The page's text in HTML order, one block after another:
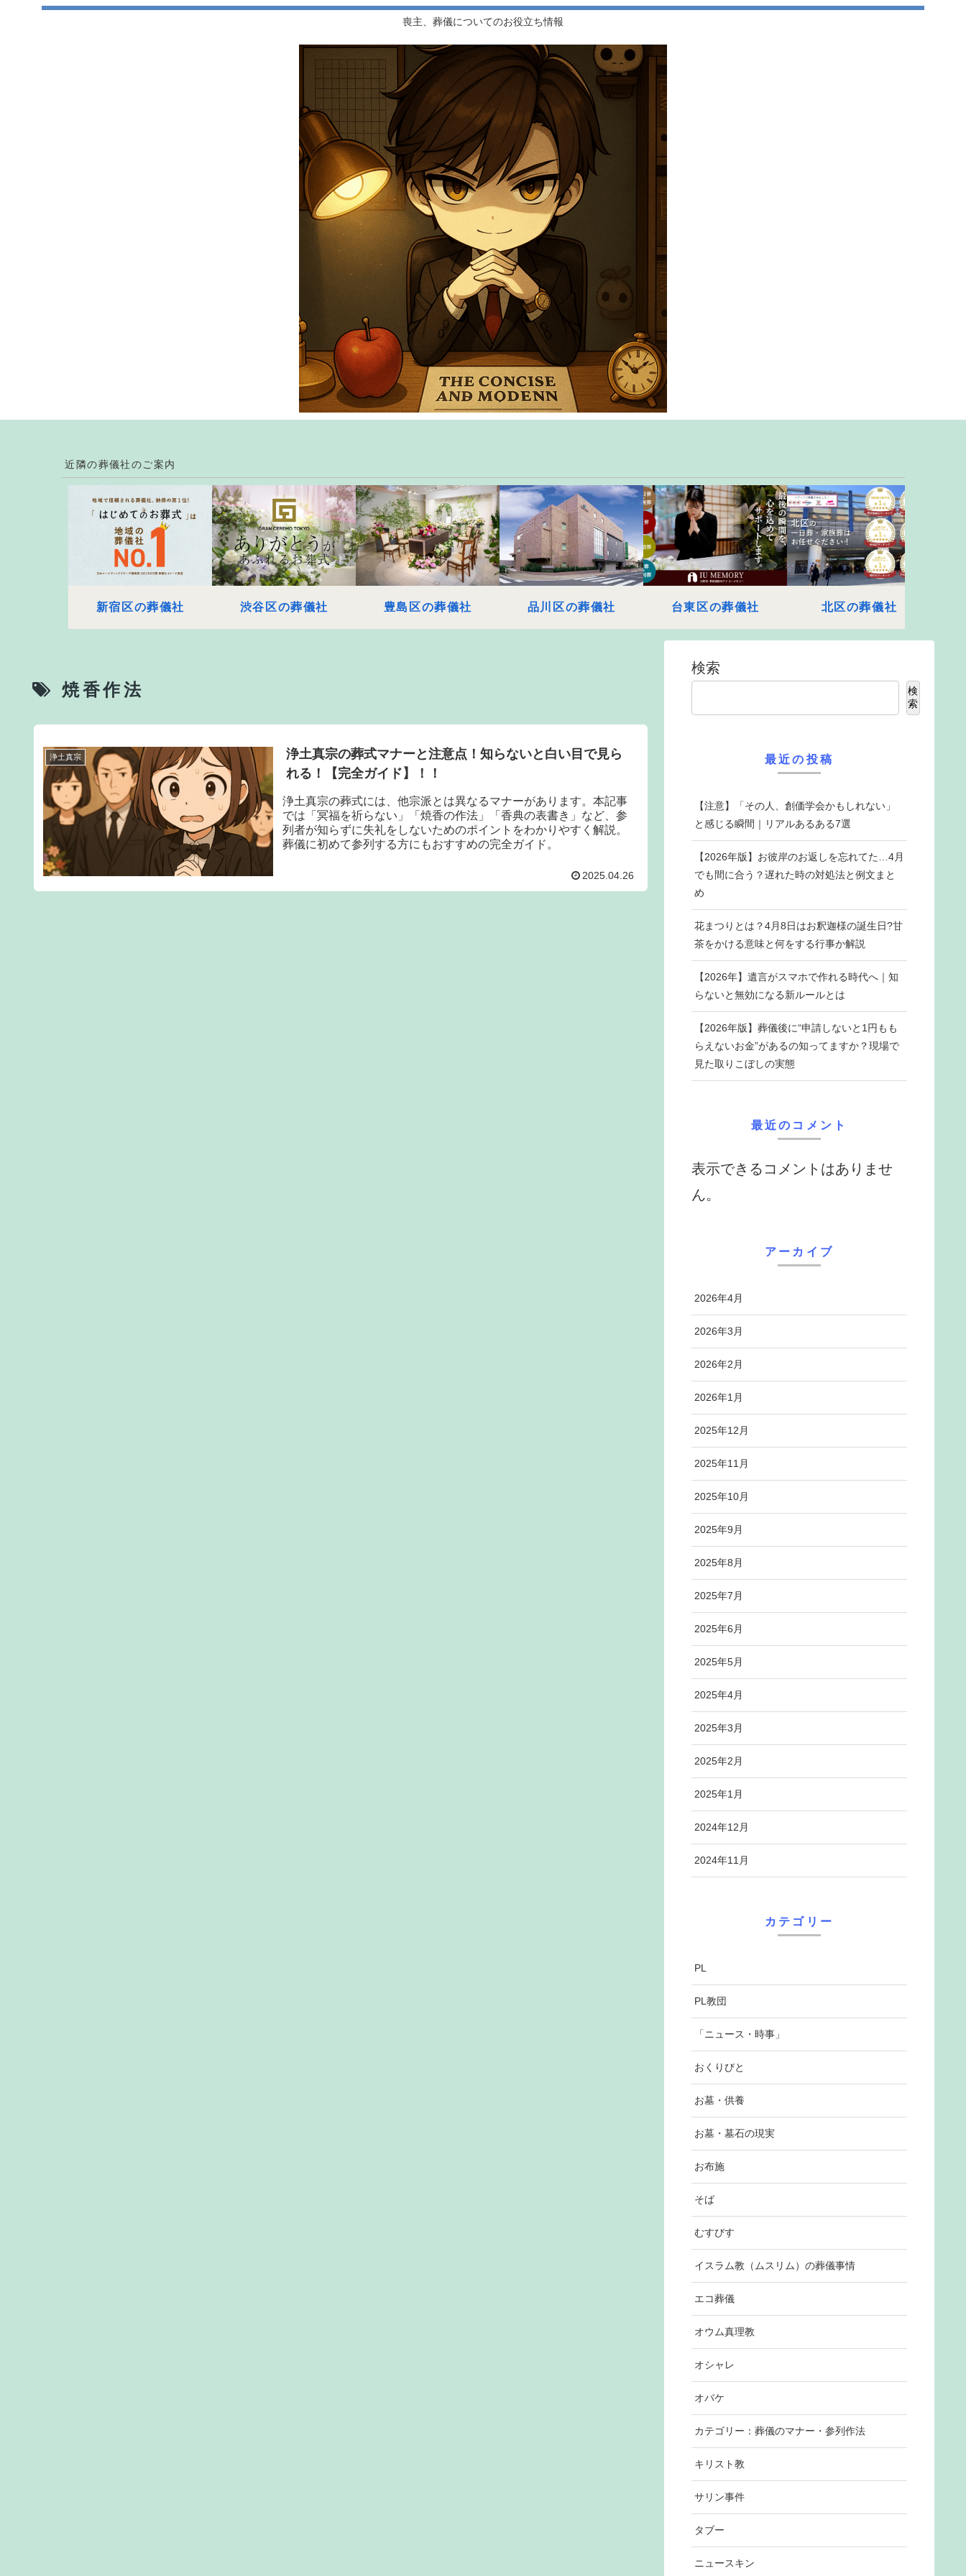
喪主、葬儀についてのお役立ち情報
近隣の葬儀社のご案内
新宿区の葬儀社 渋谷区の葬儀社 豊島区の葬儀社 品川区の葬儀社 台東区の葬儀社 北区の葬儀社
焼香作法
浄土真宗
浄土真宗の葬式マナーと注意点！知らないと白い目で見ら
れる！【完全ガイド】！！
浄土真宗の葬式には、他宗派とは異なるマナーがあります。本記事
では「冥福を祈らない」「焼香の作法」「香典の表書き」など、参
列者が知らずに失礼をしないためのポイントをわかりやすく解説。
葬儀に初めて参列する方にもおすすめの完全ガイド。
2025.04.26
検索
検
索
最近の投稿
【注意】「その人、創価学会かもしれない」
と感じる瞬間｜リアルあるある7選
【2026年版】お彼岸のお返しを忘れてた…4月
でも間に合う？遅れた時の対処法と例文まと
め
花まつりとは？4月8日はお釈迦様の誕生日?甘
茶をかける意味と何をする行事か解説
【2026年】遺言がスマホで作れる時代へ｜知
らないと無効になる新ルールとは
【2026年版】葬儀後に“申請しないと1円もも
らえないお金”があるの知ってますか？現場で
見た取りこぼしの実態
最近のコメント
表示できるコメントはありませ
ん。
アーカイブ
2026年4月
2026年3月
2026年2月
2026年1月
2025年12月
2025年11月
2025年10月
2025年9月
2025年8月
2025年7月
2025年6月
2025年5月
2025年4月
2025年3月
2025年2月
2025年1月
2024年12月
2024年11月
カテゴリー
PL
PL教団
「ニュース・時事」
おくりびと
お墓・供養
お墓・墓石の現実
お布施
そば
むすびす
イスラム教（ムスリム）の葬儀事情
エコ葬儀
オウム真理教
オシャレ
オバケ
カテゴリー：葬儀のマナー・参列作法
キリスト教
サリン事件
タブー
ニュースキン